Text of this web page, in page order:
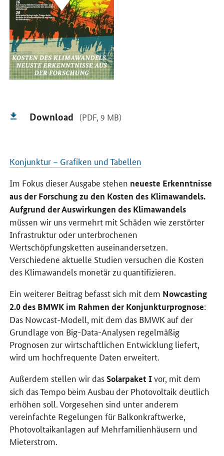
Download (PDF, 9 MB)
Konjunktur – Grafiken und Tabellen
Im Fokus dieser Ausgabe stehen neueste Erkenntnisse
aus der Forschung zu den Kosten des Klimawandels.
Aufgrund der Auswirkungen des Klimawandels
müssen wir uns vermehrt mit Schäden wie zerstörter
Infrastruktur oder unterbrochenen
Wertschöpfungsketten auseinandersetzen.
Verschiedene aktuelle Studien versuchen die Kosten
des Klimawandels monetär zu quantifizieren.
Ein weiterer Beitrag befasst sich mit dem Nowcasting
2.0 des BMWK im Rahmen der Konjunkturprognose:
Das Nowcast-Modell, mit dem das BMWK auf der
Grundlage von Big-Data-Analysen regelmäßig
Prognosen zur wirtschaftlichen Entwicklung liefert,
wird um hochfrequente Daten erweitert.
Außerdem stellen wir dasSolarpaket Ivor, mit dem
sich das Tempo beim Ausbau der Photovoltaik deutlich
erhöhen soll. Vorgesehen sind unter anderem
vereinfachte Regelungen für Balkonkraftwerke,
Photovoltaikanlagen auf Mehrfamilienhäusern und
Mieterstrom.